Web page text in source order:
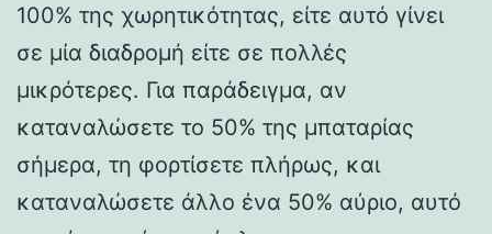
100% της χωρητικότητας, είτε αυτό γίνει
σε μία διαδρομή είτε σε πολλές
μικρότερες. Για παράδειγμα, αν
καταναλώσετε το 50% της μπαταρίας
σήμερα, τη φορτίσετε πλήρως, και
καταναλώσετε άλλο ένα 50% αύριο, αυτό